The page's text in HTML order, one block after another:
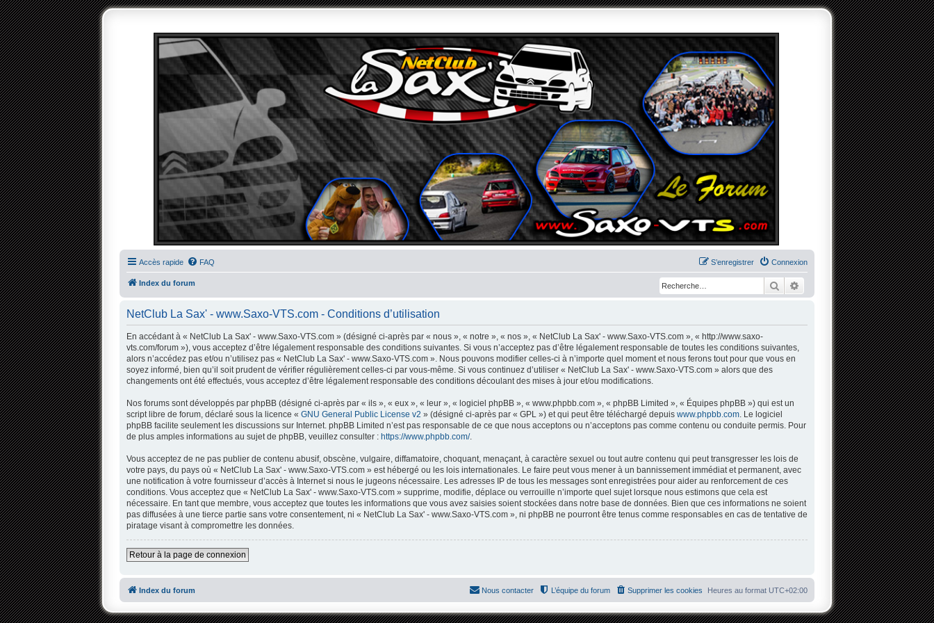
Accès rapide FAQ Connexion
S’enregistrer
Index du forum RechercherRecherche avancée
NetClub La Sax' - www.Saxo-VTS.com - Conditions d’utilisation
En accédant à « NetClub La Sax' - www.Saxo-VTS.com » (désigné ci-après par « nous », « notre », « nos », « NetClub La Sax' - www.Saxo-VTS.com », « http://www.saxo-
vts.com/forum »), vous acceptez d’être légalement responsable des conditions suivantes. Si vous n’acceptez pas d’être légalement responsable de toutes les conditions suivantes,
alors n’accédez pas et/ou n’utilisez pas « NetClub La Sax' - www.Saxo-VTS.com ». Nous pouvons modifier celles-ci à n’importe quel moment et nous ferons tout pour que vous en
soyez informé, bien qu’il soit prudent de vérifier régulièrement celles-ci par vous-même. Si vous continuez d’utiliser « NetClub La Sax' - www.Saxo-VTS.com » alors que des
changements ont été effectués, vous acceptez d’être légalement responsable des conditions découlant des mises à jour et/ou modifications.
Nos forums sont développés par phpBB (désigné ci-après par « ils », « eux », « leur », « logiciel phpBB », « www.phpbb.com », « phpBB Limited », « Équipes phpBB ») qui est un
script libre de forum, déclaré sous la licence « GNU General Public License v2 » (désigné ci-après par « GPL ») et qui peut être téléchargé depuis www.phpbb.com. Le logiciel
phpBB facilite seulement les discussions sur Internet. phpBB Limited n’est pas responsable de ce que nous acceptons ou n’acceptons pas comme contenu ou conduite permis. Pour
de plus amples informations au sujet de phpBB, veuillez consulter : https://www.phpbb.com/.
Vous acceptez de ne pas publier de contenu abusif, obscène, vulgaire, diffamatoire, choquant, menaçant, à caractère sexuel ou tout autre contenu qui peut transgresser les lois de
votre pays, du pays où « NetClub La Sax' - www.Saxo-VTS.com » est hébergé ou les lois internationales. Le faire peut vous mener à un bannissement immédiat et permanent, avec
une notification à votre fournisseur d’accès à Internet si nous le jugeons nécessaire. Les adresses IP de tous les messages sont enregistrées pour aider au renforcement de ces
conditions. Vous acceptez que « NetClub La Sax' - www.Saxo-VTS.com » supprime, modifie, déplace ou verrouille n’importe quel sujet lorsque nous estimons que cela est
nécessaire. En tant que membre, vous acceptez que toutes les informations que vous avez saisies soient stockées dans notre base de données. Bien que ces informations ne soient
pas diffusées à une tierce partie sans votre consentement, ni « NetClub La Sax' - www.Saxo-VTS.com », ni phpBB ne pourront être tenus comme responsables en cas de tentative de
piratage visant à compromettre les données.
Retour à la page de connexion
Index du forum Heures au format UTC+02:00
Supprimer les cookies
L’équipe du forum
Nous contacter